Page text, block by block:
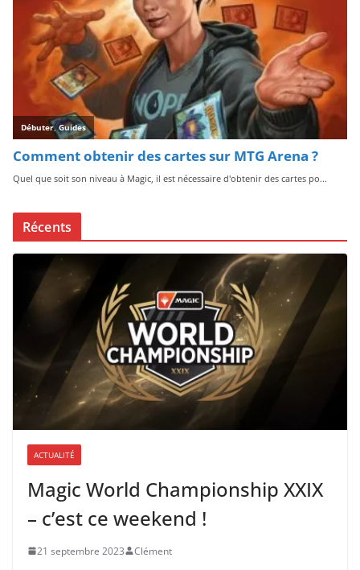
Récents
ACTUALITÉ
Magic World Championship XXIX
– c’est ce weekend !
21 septembre 2023 Clément